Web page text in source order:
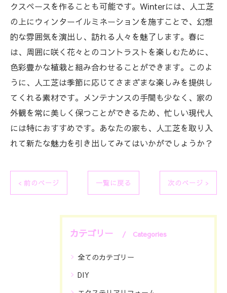
クスペースを作ることも可能です。Winterには、人工芝
の上にウィンターイルミネーションを施すことで、幻想
的な雰囲気を演出し、訪れる人々を魅了します。春に
は、周囲に咲く花々とのコントラストを楽しむために、
色彩豊かな植栽と組み合わせることができます。このよ
うに、人工芝は季節に応じてさまざまな楽しみを提供し
てくれる素材です。メンテナンスの手間も少なく、家の
外観を常に美しく保つことができるため、忙しい現代人
には特におすすめです。あなたの家も、人工芝を取り入
れて新たな魅力を引き出してみてはいかがでしょうか？
< 前のページ 一覧に戻る 次のページ >
カテゴリー Categories
全てのカテゴリー
DIY